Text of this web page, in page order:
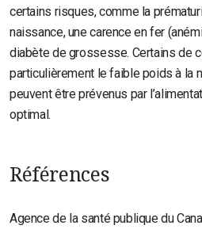
certains risques, comme la
naissance, une carence en fer
diabète de grossesse. Certains de
particulièrement le faible poids à la
peuvent être prévenus par
optimal.
Références
Agence de la santé publique du